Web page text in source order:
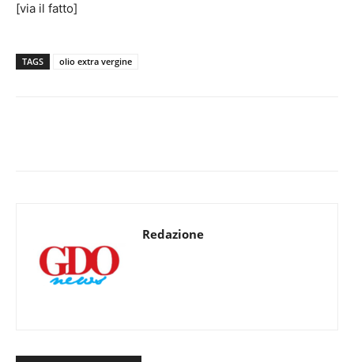
[via il fatto]
TAGS olio extra vergine
Redazione